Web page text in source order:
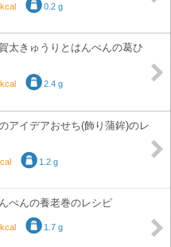
0.2 g
太きゅうりとはんぺんの葛ひ
2.4 g
アイデアおせち(飾り蒲鉾)のレ
1.2 g
ぺんの養老巻のレシピ
1.7 g